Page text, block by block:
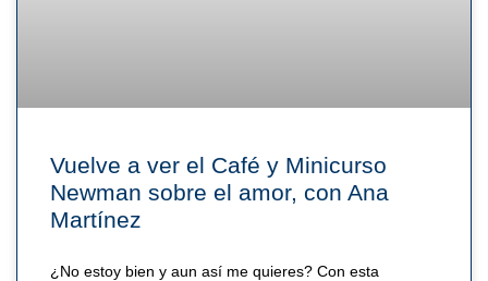
Vuelve a ver el Café y Minicurso
Newman sobre el amor, con Ana
Martínez
¿No estoy bien y aun así me quieres? Con esta